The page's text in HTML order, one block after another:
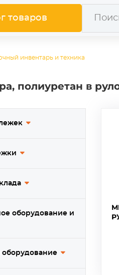
товаров
инвентарь и техника
полиуретан в
оборудование и
оборудование